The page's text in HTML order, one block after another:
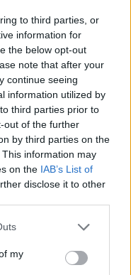
to third parties, or
information for
the below opt-out
note that after your
continue seeing
information utilized by
third parties prior to
out of the further
by third parties on the
This information may
on the IAB’s List of
disclose it to other
my